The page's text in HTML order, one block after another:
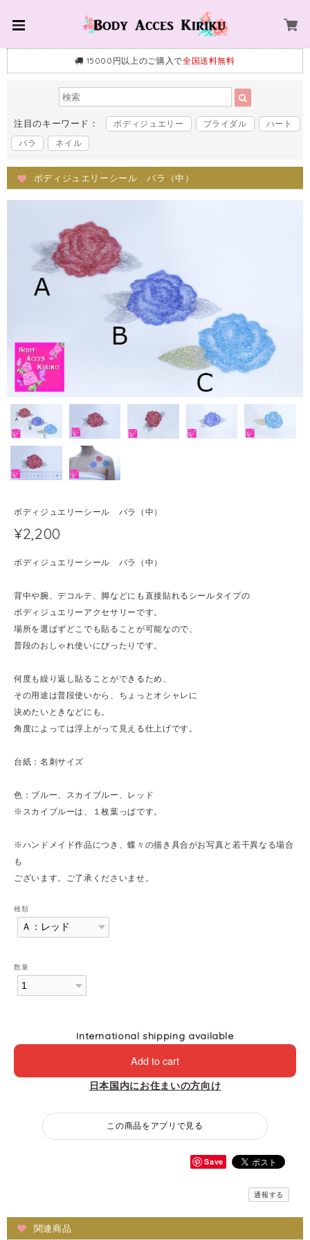
15000円以上のご購入で全国送料無料
注目のキーワード： ボディジュエリー ブライダル
ハート
バラ
ネイル
ボディジュエリーシール バラ（中）
ボディジュエリーシール バラ（中）
¥2,200
ボディジュエリーシール バラ（中）
背中や腕、デコルテ、脚などにも直接貼れるシールタイプの
ボディジュエリーアクセサリーです。
場所を選ばずどこでも貼ることが可能なので、
普段のおしゃれ使いにぴったりです。
何度も繰り返し貼ることができるため、
その用途は普段使いから、ちょっとオシャレに
決めたいときなどにも。
角度によっては浮上がって見える仕上げです。
台紙：名刺サイズ
色：ブルー、スカイブルー、レッド
※スカイブルーは、１枚葉っぱです。
※ハンドメイド作品につき、蝶々の描き具合がお写真と若干異なる場合
も
ございます。ご了承くださいませ。
種類
数量
International shipping available
Add to cart
日本国内にお住まいの方向け
この商品をアプリで見る
Save
通報する
関連商品